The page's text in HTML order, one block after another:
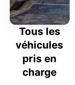
Tous les
véhicules
pris en
charge